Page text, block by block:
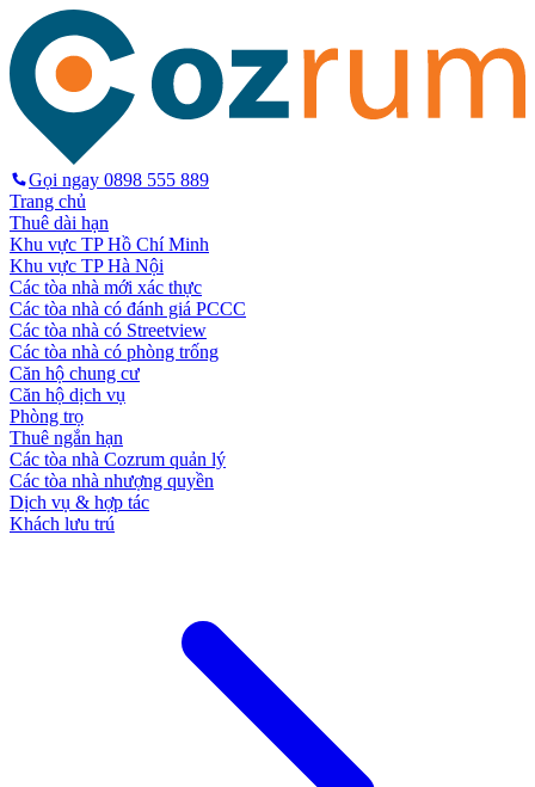
Gọi ngay 0898 555 889
Trang chủ
Thuê dài hạn
Khu vực TP Hồ Chí Minh
Khu vực TP Hà Nội
Các tòa nhà mới xác thực
Các tòa nhà có đánh giá PCCC
Các tòa nhà có Streetview
Các tòa nhà có phòng trống
Căn hộ chung cư
Căn hộ dịch vụ
Phòng trọ
Thuê ngắn hạn
Các tòa nhà Cozrum quản lý
Các tòa nhà nhượng quyền
Dịch vụ & hợp tác
Khách lưu trú